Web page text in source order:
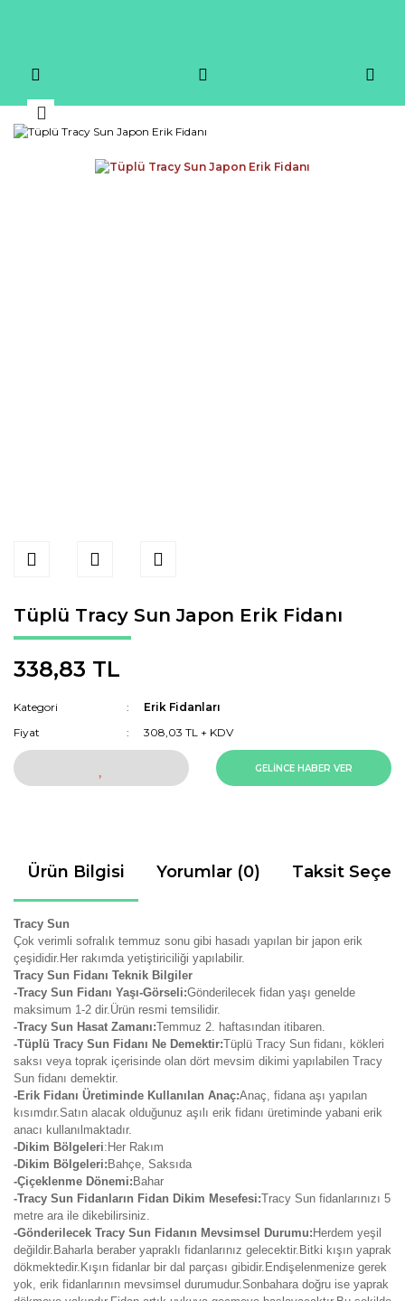
Tüplü Tracy Sun Japon Erik Fidanı
338,83 TL
Kategori
Erik Fidanları
Fiyat
308,03 TL + KDV
GELİNCE HABER VER
Ürün Bilgisi Yorumlar (0) Taksit
Tracy Sun
Çok verimli sofralık temmuz sonu gibi hasadı yapılan bir japon erik
çeşididir.Her rakımda yetiştiriciliği yapılabilir.
Tracy Sun Fidanı Teknik Bilgiler
-Tracy Sun Fidanı Yaşı-Görseli:Gönderilecek fidan yaşı genelde
maksimum 1-2 dir.Ürün resmi temsilidir.
-Tracy Sun Hasat Zamanı:Temmuz 2. haftasından itibaren.
-Tüplü Tracy Sun Fidanı Ne Demektir:Tüplü Tracy Sun fidanı, kökleri
saksı veya toprak içerisinde olan dört mevsim dikimi yapılabilen Tracy
Sun fidanı demektir.
-Erik Fidanı Üretiminde Kullanılan Anaç:Anaç, fidana aşı yapılan
kısımdır.Satın alacak olduğunuz aşılı erik fidanı üretiminde yabani erik
anacı kullanılmaktadır.
-Dikim Bölgeleri:Her Rakım
-Dikim Bölgeleri: Bahçe, Saksıda
-Çiçeklenme Dönemi: Bahar
-Tracy Sun Fidanların Fidan Dikim Mesefesi:Tracy Sun fidanlarınızı 5
metre ara ile dikebilirsiniz.
-Gönderilecek Tracy Sun Fidanın Mevsimsel Durumu: Herdem yeşil
değildir.Baharla beraber yapraklı fidanlarınız gelecektir.Bitki kışın yaprak
dökmektedir.Kışın fidanlar bir dal parçası gibidir.Endişelenmenize gerek
yok, erik fidanlarının mevsimsel durumudur.Sonbahara doğru ise yaprak